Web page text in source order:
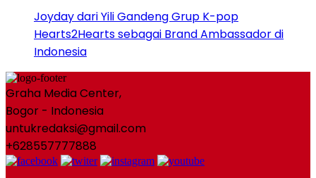
Joyday dari Yili Gandeng Grup K-pop
Hearts2Hearts sebagai Brand Ambassador di
Indonesia
Graha Media Center,
Bogor - Indonesia
untukredaksi@gmail.com
+628557777888